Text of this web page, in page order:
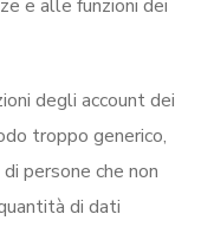
e alle funzioni dei
degli account dei
troppo generico,
persone che non
di dati